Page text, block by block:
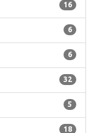
16
6
6
32
5
18